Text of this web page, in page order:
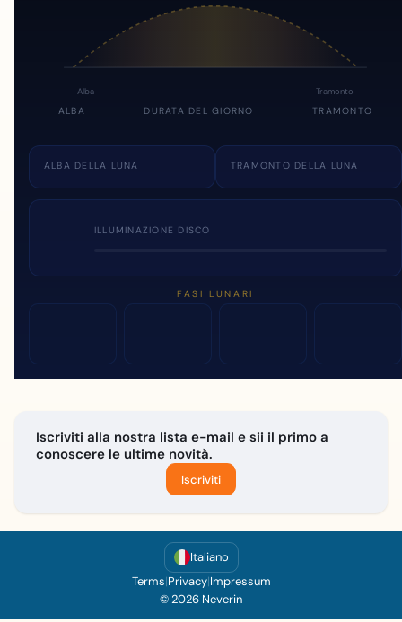
Alba Tramonto
ALBA DURATA DEL GIORNO TRAMONTO
ALBA DELLA LUNA TRAMONTO DELLA LUNA
ILLUMINAZIONE DISCO
FASI LUNARI
Iscriviti alla nostra lista e-mail e sii il primo a
conoscere le ultime novità.
Iscriviti
Italiano
Terms|Privacy|Impressum
© 2026 Neverin